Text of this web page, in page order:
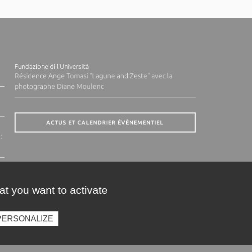
Fundazione di l'Università
Résidence Ange Tomasi "Lagune and Zeste" avec la
photographe Diane Moulenc
ACTUS ET CALENDRIER ÉVÈNEMENTIEL
you want to activate